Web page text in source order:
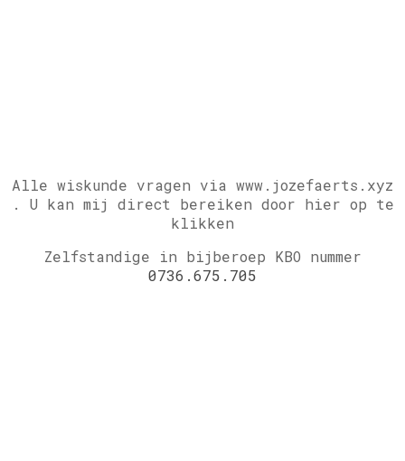
Alle wiskunde vragen via www.jozefaerts.xyz
. U kan mij direct bereiken door hier op te
klikken
Zelfstandige in bijberoep KBO nummer
0736.675.705